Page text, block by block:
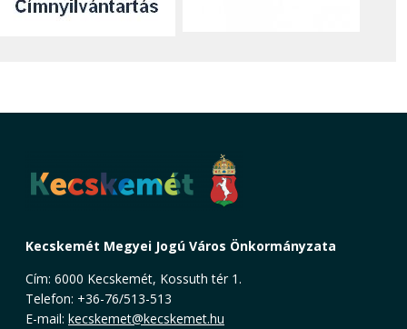
Kecskemét Megyei Jogú Város Önkormányzata
Cím: 6000 Kecskemét, Kossuth tér 1.
Telefon: +36-76/513-513
E-mail: kecskemet@kecskemet.hu